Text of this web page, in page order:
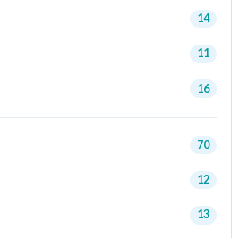
14
11
16
70
12
13